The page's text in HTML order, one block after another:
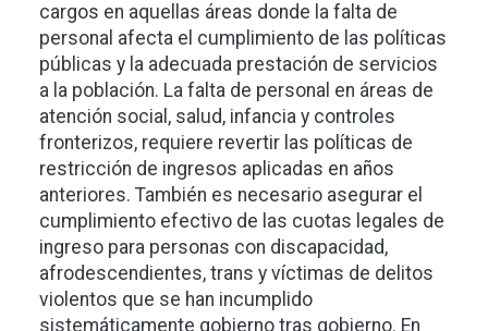
cargos en aquellas áreas donde la falta de
personal afecta el cumplimiento de las políticas
públicas y la adecuada prestación de servicios
a la población. La falta de personal en áreas de
atención social, salud, infancia y controles
fronterizos, requiere revertir las políticas de
restricción de ingresos aplicadas en años
anteriores. También es necesario asegurar el
cumplimiento efectivo de las cuotas legales de
ingreso para personas con discapacidad,
afrodescendientes, trans y víctimas de delitos
violentos que se han incumplido
sistemáticamente gobierno tras gobierno. En